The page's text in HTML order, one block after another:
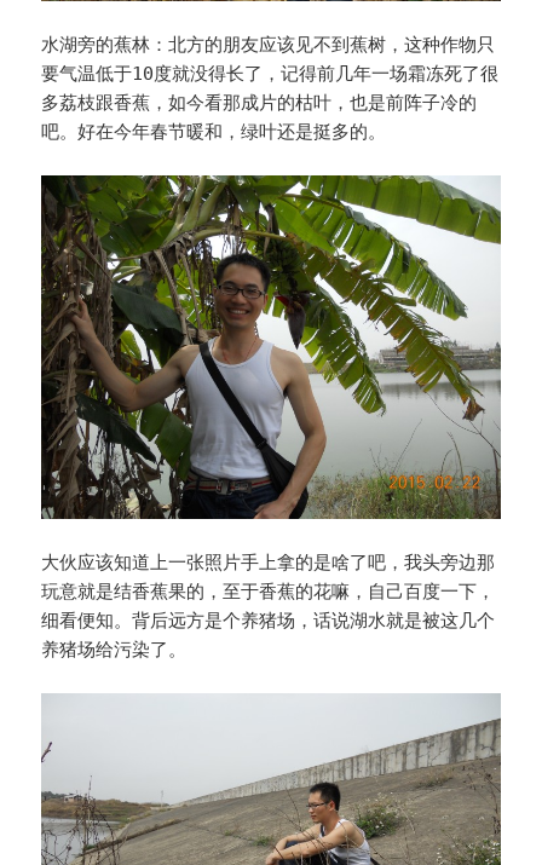
水湖旁的蕉林：北方的朋友应该见不到蕉树，这种作物只
要气温低于10度就没得长了，记得前几年一场霜冻死了很
多荔枝跟香蕉，如今看那成片的枯叶，也是前阵子冷的
吧。好在今年春节暖和，绿叶还是挺多的。
大伙应该知道上一张照片手上拿的是啥了吧，我头旁边那
玩意就是结香蕉果的，至于香蕉的花嘛，自己百度一下，
细看便知。背后远方是个养猪场，话说湖水就是被这几个
养猪场给污染了。